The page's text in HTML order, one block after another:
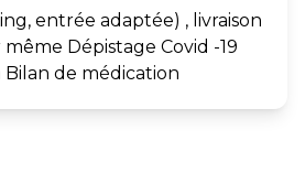
entrée adaptée) , livraison
Dépistage Covid -19
de médication